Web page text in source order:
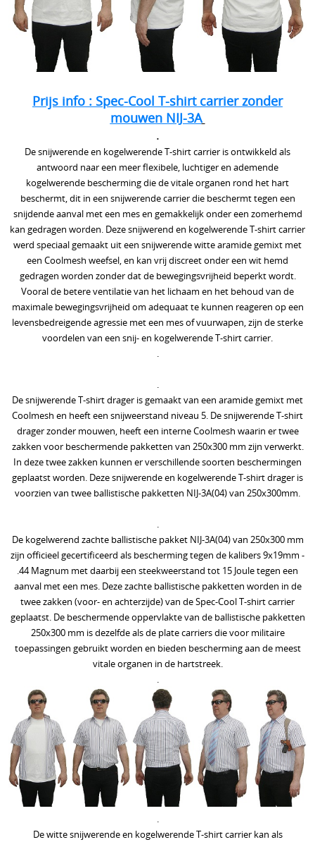
Vesten
Plaat dragers
Helmen
Anti Kalashnikov vesten
POLITIE UITRUSTING
Mouwen
Handschoenen
Bivakmutsen
Sjaals en col
SECURITY uitrusting
MILITAIRE uitrusting
Modulaire accessoires
NOODPAKKET BELGIE
Survival shop belgie
CRISIS survival shop
Boogschieten
Jachtkledij
Bescherming tegen slangen
Voetbalsupporters
Buitenhoezen kogelwerende vesten
Beschermende pakketten voor in kogel en
steekwerend vest
Allerlei
Geschenkideeën
Veelgestelde vragen - FAQ - Vragen en antwoorden
Q&A
MERKEN
==================
Steekwerend T-shirt
Veel gestelde vragen
Torskin
Mijn account
Contact
Herroeping
Prijs info : Spec-Cool T-shirt carrier zonder
mouwen NIJ-3A
.
De snijwerende en kogelwerende T-shirt carrier is ontwikkeld als
antwoord naar een meer flexibele, luchtiger en ademende
kogelwerende bescherming die de vitale organen rond het hart
beschermt, dit in een snijwerende carrier die beschermt tegen een
snijdende aanval met een mes en gemakkelijk onder een zomerhemd
kan gedragen worden. Deze snijwerend en kogelwerende T-shirt carrier
werd speciaal gemaakt uit een snijwerende witte aramide gemixt met
een Coolmesh weefsel, en kan vrij discreet onder een wit hemd
gedragen worden zonder dat de bewegingsvrijheid beperkt wordt.
Vooral de betere ventilatie van het lichaam en het behoud van de
maximale bewegingsvrijheid om adequaat te kunnen reageren op een
levensbedreigende agressie met een mes of vuurwapen, zijn de sterke
voordelen van een snij- en kogelwerende T-shirt carrier.
.
.
De snijwerende T-shirt drager is gemaakt van een aramide gemixt met
Coolmesh en heeft een snijweerstand niveau 5. De snijwerende T-shirt
drager zonder mouwen, heeft een interne Coolmesh waarin er twee
zakken voor beschermende pakketten van 250x300 mm zijn verwerkt.
In deze twee zakken kunnen er verschillende soorten beschermingen
geplaatst worden. Deze snijwerende en kogelwerende T-shirt drager is
voorzien van twee ballistische pakketten NIJ-3A(04) van 250x300mm.
.
De kogelwerend zachte ballistische pakket NIJ-3A(04) van 250x300 mm
zijn officieel gecertificeerd als bescherming tegen de kalibers 9x19mm -
.44 Magnum met daarbij een steekweerstand tot 15 Joule tegen een
aanval met een mes. Deze zachte ballistische pakketten worden in de
twee zakken (voor- en achterzijde) van de Spec-Cool T-shirt carrier
geplaatst. De beschermende oppervlakte van de ballistische pakketten
250x300 mm is dezelfde als de plate carriers die voor militaire
toepassingen gebruikt worden en bieden bescherming aan de meest
vitale organen in de hartstreek.
.
.
De witte snijwerende en kogelwerende T-shirt carrier kan als